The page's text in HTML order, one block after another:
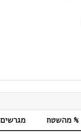
% מהשטח מגרשים